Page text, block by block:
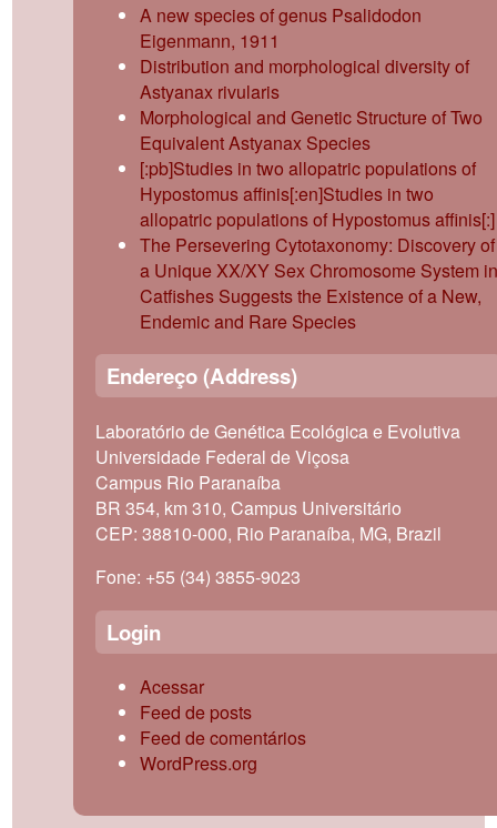
A new species of genus Psalidodon
Eigenmann, 1911
Distribution and morphological diversity of
Astyanax rivularis
Morphological and Genetic Structure of Two
Equivalent Astyanax Species
[:pb]Studies in two allopatric populations of
Hypostomus affinis[:en]Studies in two
allopatric populations of Hypostomus affinis[:]
The Persevering Cytotaxonomy: Discovery of
a Unique XX/XY Sex Chromosome System
Catfishes Suggests the Existence of a New,
Endemic and Rare Species
Endereço (Address)
Laboratório de Genética Ecológica e Evolutiva
Universidade Federal de Viçosa
Campus Rio Paranaíba
BR 354, km 310, Campus Universitário
CEP: 38810-000, Rio Paranaíba, MG, Brazil
Fone: +55 (34) 3855-9023
Login
Acessar
Feed de posts
Feed de comentários
WordPress.org